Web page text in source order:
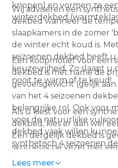
knopen) en vormen ze
winterdekbed
Wij adviseren een
dekbed wanneer de
slaapkamers in de zomer
de winter echt koud is.
seizoenen dekbed heeft u
keuzevrijheid. Zo slaapt u
nooit te warm of te koud!
Een koopmotief voor een
dekbed is met name de
gevoelsgewicht (gelijk
van het 4 seizoenen
belangrijke rol. Ook voor
voor de natuurlijke
dekbed vaak willen
synthetisch 4 seizoenen
Als u kiest voor een
dekbed, kies er dan wel
Een dergelijk dekbed is
synthetische vezel met
een sterke krulling. Deze
Lees meer